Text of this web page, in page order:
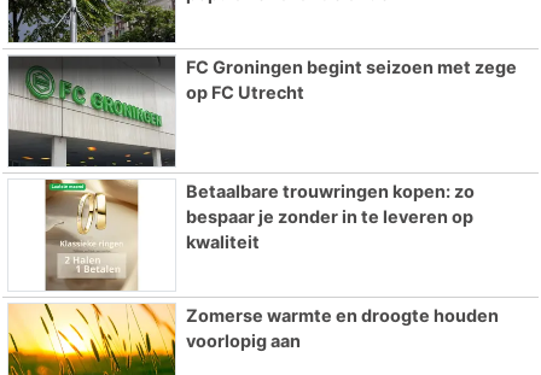
FC Groningen begint seizoen met zege
op FC Utrecht
Betaalbare trouwringen kopen: zo
bespaar je zonder in te leveren op
kwaliteit
Zomerse warmte en droogte houden
voorlopig aan